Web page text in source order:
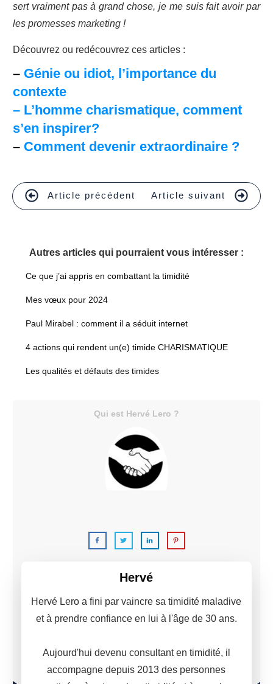
sert vraiment pas à grand chose, je me suis fait avoir par
les promesses marketing !
Découvrez ou redécouvrez ces articles :
– Génie ou idiot, l’importance du
contexte
– L’homme charismatique, comment
s’en inspirer?
– Comment devenir extraordinaire ?
Article précédent Article suivant
Autres articles qui pourraient vous intéresser :
Ce que j’ai appris en combattant la timidité
Mes vœux pour 2024
Paul Mirabel : comment il a séduit internet
4 actions qui rendent un(e) timide CHARISMATIQUE
Les qualités et défauts des timides
Qui est Hervé Lero ?
Hervé Lero.
Hervé
Hervé Lero a fini par vaincre sa timidité maladive
et à prendre confiance en lui à l'âge de 30 ans.
Aujourd'hui devenu consultant en timidité, il
accompagne depuis 2013 des personnes